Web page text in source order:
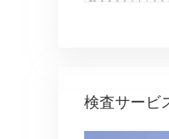
検査サービ